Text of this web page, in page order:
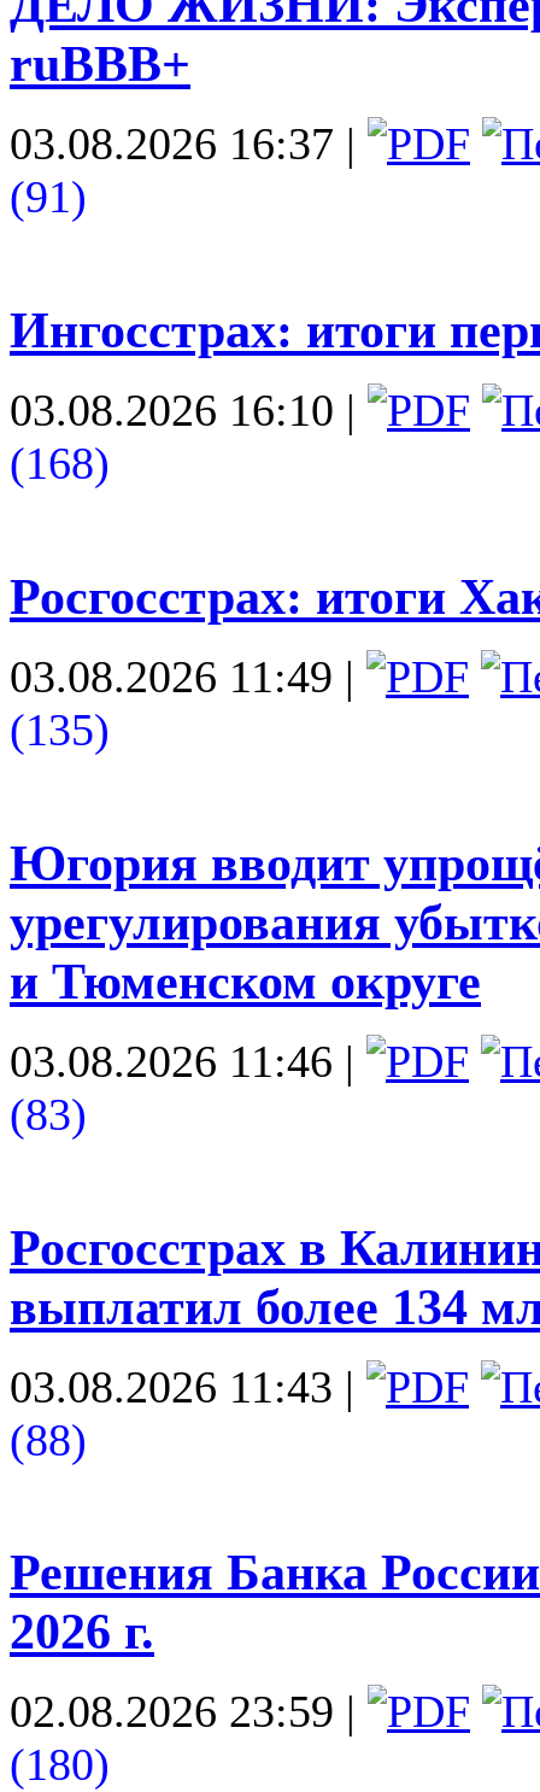
ruBBB+
03.08.2026 16:37 |
(91)
Ингосстрах: итоги
03.08.2026 16:10 |
(168)
Росгосстрах: итоги
03.08.2026 11:49 |
(135)
Югория вводит
урегулирования
и Тюменском округе
03.08.2026 11:46 |
(83)
Росгосстрах в
выплатил более 134
03.08.2026 11:43 |
(88)
Решения Банка
2026 г.
02.08.2026 23:59 |
(180)